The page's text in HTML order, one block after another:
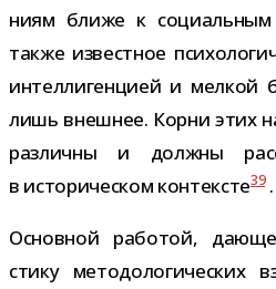
ниям ближе к
также извест­ное
интел­ли­ген­цией и мел­кой
лишь внеш­нее. Корни этих
раз­личны и должны
в исто­ри­че­ском кон­тек­сте39.
Основной рабо­той,
стику мето­до­ло­ги­че­ских